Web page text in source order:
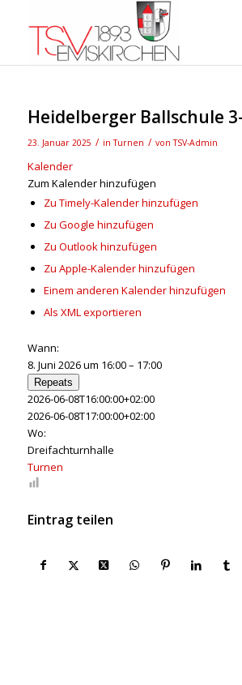
Heidelberger Ballschule
23. Januar 2025 / inTurnen / vonTSV-Admin
Kalender
Zum Kalender hinzufügen
Zu Timely-Kalender hinzufügen
Zu Google hinzufügen
Zu Outlook hinzufügen
Zu Apple-Kalender hinzufügen
Einem anderen Kalender hinzufügen
Als XML exportieren
Wann:
8. Juni 2026 um 16:00 – 17:00
Repeats
2026-06-08T16:00:00+02:00
2026-06-08T17:00:00+02:00
Wo:
Dreifachturnhalle
Turnen
Eintrag teilen